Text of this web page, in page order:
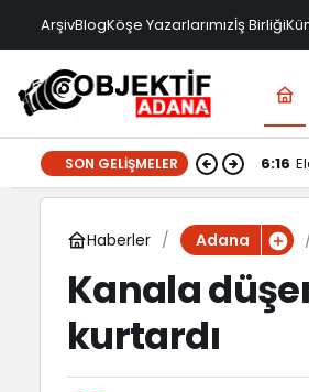
ArşivBlogKöşe Yazarlarımızİş Birliği
SON GELIŞMELER 6:16
Haberler Adana
Kanala
kurtardı